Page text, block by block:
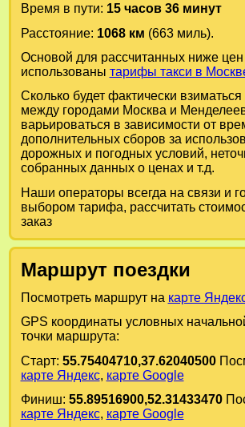
Время в пути: 15 часов 36 минут
Расстояние: 1068 км (663 миль).
Основой для рассчитанных ниже цен
использованы тарифы такси в
Сколько будет фактически взиматься
между городами Москваи
варьироваться в зависимости от
дополнительных сборов за
дорожных и погодных условий,
собранных данных о ценах и т.д.
Наши операторы всегда на связи и
выбором тарифа, рассчитать
заказ
Маршрут поездки
Посмотреть маршрут на карте
GPS координаты условных
точки маршрута:
Старт: 55.75404710,37.62040500
карте Яндекс, карте Google
Финиш: 55.89516900,52.31433470
карте Яндекс, карте Google